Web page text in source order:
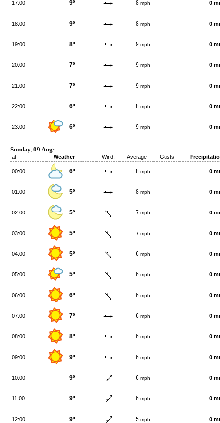
17:00 9º 8 mph 0
18:00 9º 8 mph 0
19:00 8º 9 mph 0
20:00 7º 9 mph 0
21:00 7º 9 mph 0
22:00 6º 8 mph 0
23:00 6º 9 mph 0
Sunday, 09 Aug:
at Weather Wind: Average Gusts
00:00 6º 8 mph 0
01:00 5º 8 mph 0
02:00 5º 7 mph 0
03:00 5º 7 mph 0
04:00 5º 6 mph 0
05:00 5º 6 mph 0
06:00 6º 6 mph 0
07:00 7º 6 mph 0
08:00 8º 6 mph 0
09:00 9º 6 mph 0
10:00 9º 6 mph 0
11:00 9º 6 mph 0
12:00 9º 5 mph 0